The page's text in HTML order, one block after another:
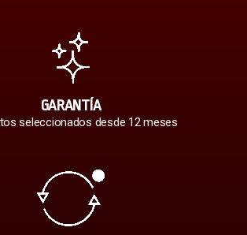
GARANTÍA
seleccionados desde 12 meses